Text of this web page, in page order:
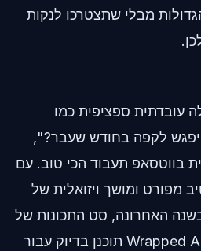
מבלי שתצטרכו לנקות
עובדתית ספציפית כמו
לקפה בחודש שעבר?",
בווטסאפ תעבוד הכי טוב. עם
מפורט ומושך ויזואלית של
האחרונה, סט התכונות של
Wrapped AI Chat Analysis Recap תוכנן בדיוק עבור